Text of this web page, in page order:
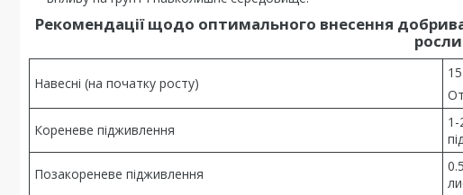
Рекомендації щодо оптимального внесення
Навесні (на початку росту)
Кореневе підживлення
1-
Позакореневе підживлення